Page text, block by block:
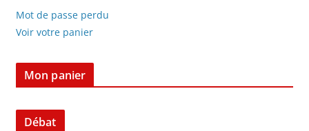
Mot de passe perdu
Voir votre panier
Mon panier
Débat